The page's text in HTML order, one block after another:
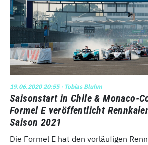
19.06.2020 20:55· Tobias Bluhm
Saisonstart in Chile & Monaco-
Formel E veröffentlicht
Saison 2021
Die Formel E hat den vorläufigen